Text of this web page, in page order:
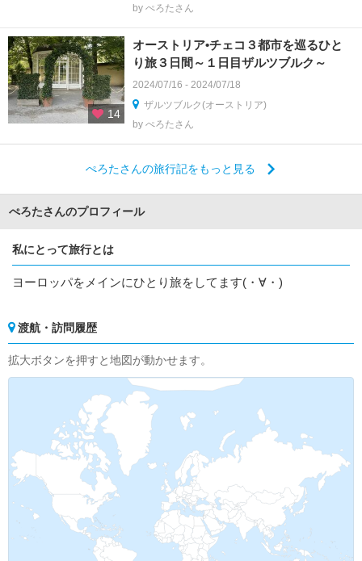
by ぺろたさん
14
オーストリア•チェコ３都市を巡るひと
り旅３日間～１日目ザルツブルク～
2024/07/16 - 2024/07/18
ザルツブルク(オーストリア)
by ぺろたさん
ぺろたさんの旅行記をもっと見る
ぺろたさんのプロフィール
私にとって旅行とは
ヨーロッパをメインにひとり旅をしてます(・∀・)
渡航・訪問履歴
拡大ボタンを押すと地図が動かせます。